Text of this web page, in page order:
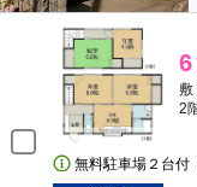
6
敷
2
無料駐車場２台付